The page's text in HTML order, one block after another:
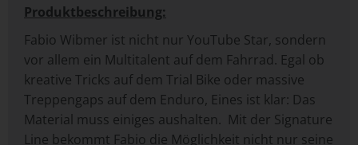
Produktbeschreibung:
Fabio Wibmer ist nicht nur YouTube Star, sondern
vor allem ein Multitalent auf dem Fahrrad. Egal ob
kreative Tricks auf dem Trial Bike oder massive
Treppengaps auf dem Enduro, Eines ist klar: Das
Material muss einiges aushalten. Mit der Signature
Line bekommt Fabio die Möglichkeit nicht nur seine